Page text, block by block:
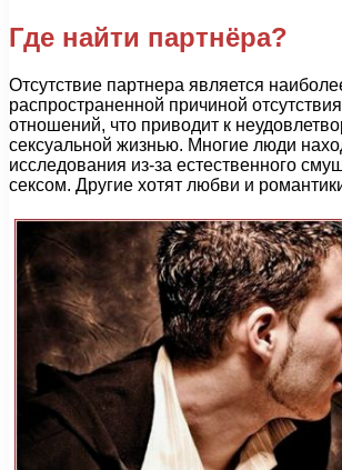
Где найти партнёра?
Отсутствие партнера является
распространенной причиной
отношений, что приводит к
сексуальной жизнью. Многие люди
исследования из-за естественного
сексом. Другие хотят любви и